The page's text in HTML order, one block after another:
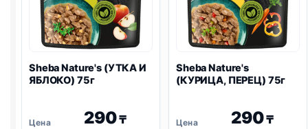
Sheba Nature's (УТКА И
ЯБЛОКО) 75г
290₸
Sheba Nature's
(КУРИЦА, ПЕРЕЦ) 75г
290₸